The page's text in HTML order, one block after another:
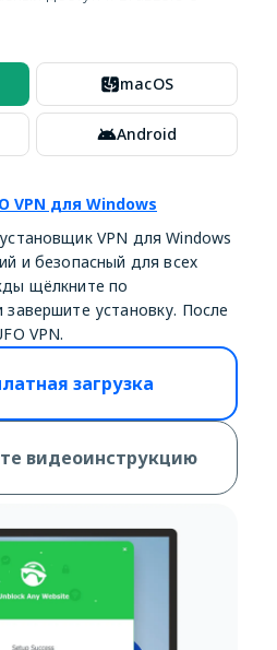
macOS
Android
VPN для Windows
VPN для Windows
и безопасный для всех
щёлкните по
установку. После
VPN.
загрузка
видеоинструкцию